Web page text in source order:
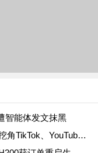
智能体发文抹黑
Meta启动"创作者快速通关"计划 砸钱挖角TikTok、YouTube网红